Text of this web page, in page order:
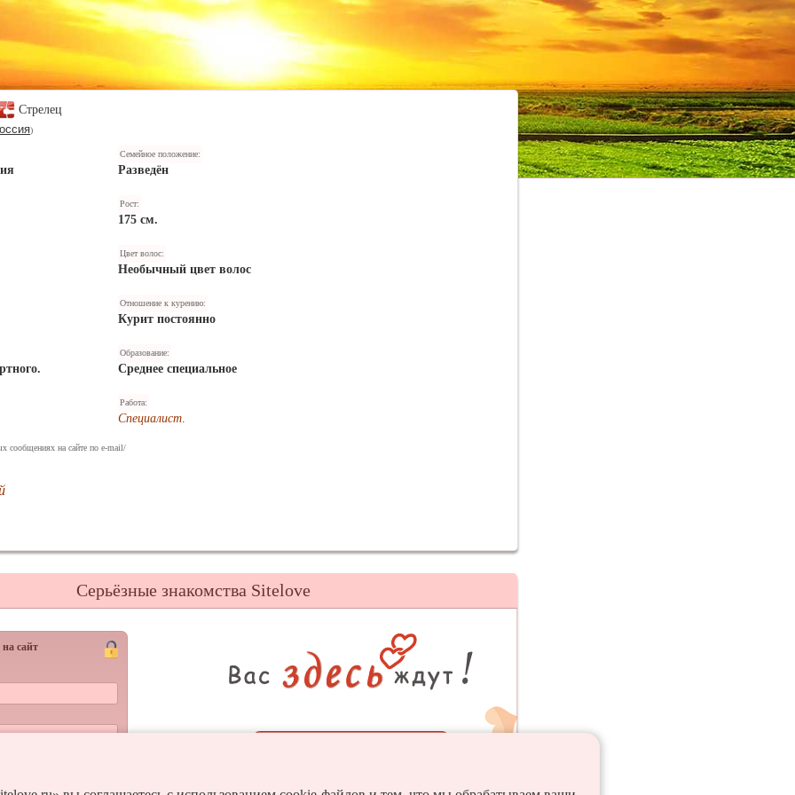
Стрелец
)
Семейное положение:
Разведён
Рост:
175 см.
Цвет волос:
Необычный цвет волос
Отношение к курению:
Курит постоянно
Образование:
Среднее специальное
Работа:
Специалист.
сообщениях на сайте по e-mail/
Серьёзные знакомства Sitelove
сайт